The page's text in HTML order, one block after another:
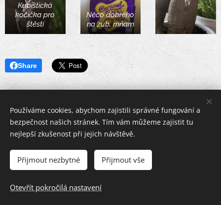
Kubistická
kočička pro
štěstí
Něco dobrého
na zub, mňam
Share
Na články a fotografie Egyptských Mau Yá Moasi,CZ se vztahuje
autorské právo
Vytvořeno službou
Používáme cookies, abychom zajistili správné fungování a
bezpečnost našich stránek. Tím vám můžeme zajistit tu
nejlepší zkušenost při jejich návštěvě.
Přijmout nezbytné Přijmout vše
Otevřít pokročilá nastavení